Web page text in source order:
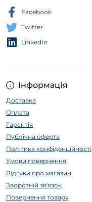
Інформація
Доставка
Оплата
Гарантія
Публічна оферта
Політика конфіденційності
Умови повернення
Відгуки про магазин
Зворотній зв'язок
Повернення товару
Facebook
Twitter
LinkedIn